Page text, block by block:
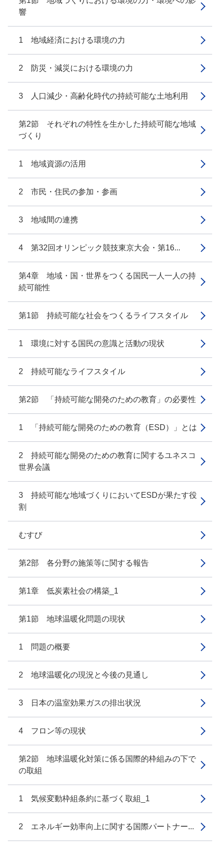
響
1 地域経済における環境の力
2 防災・減災における環境の力
3 人口減少・高齢化時代の持続可能な土地利用
第2節 それぞれの特性を生かした持続可能な地域
づくり
1 地域資源の活用
2 市民・住民の参加・参画
3 地域間の連携
4 第32回オリンピック競技東京大会・第16...
第4章 地域・国・世界をつくる国民一人一人の持
続可能性
第1節 持続可能な社会をつくるライフスタイル
1 環境に対する国民の意識と活動の現状
2 持続可能なライフスタイル
第2節 「持続可能な開発のための教育」の必要性
1 「持続可能な開発のための教育（ESD）」とは
2 持続可能な開発のための教育に関するユネスコ
世界会議
3 持続可能な地域づくりにおいてESDが果たす役
割
むすび
第2部 各分野の施策等に関する報告
第1章 低炭素社会の構築_1
第1節 地球温暖化問題の現状
1 問題の概要
2 地球温暖化の現況と今後の見通し
3 日本の温室効果ガスの排出状況
4 フロン等の現状
第2節 地球温暖化対策に係る国際的枠組みの下で
の取組
1 気候変動枠組条約に基づく取組_1
2 エネルギー効率向上に関する国際パートナー...